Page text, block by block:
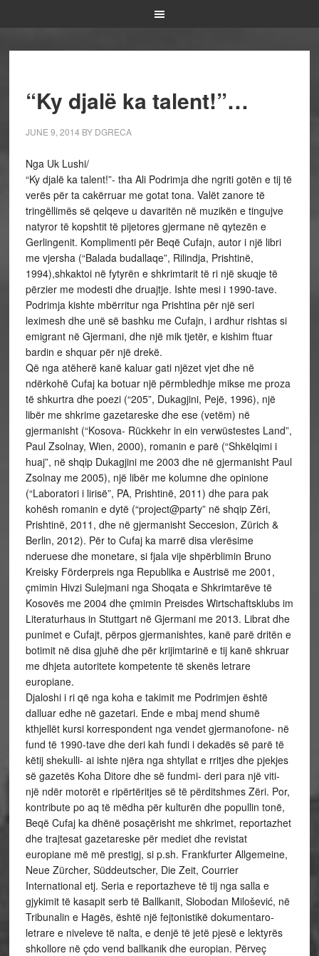
“Ky djalë ka talent!”…
JUNE 9, 2014 BY DGRECA
Nga Uk Lushi/
“Ky djalë ka talent!”- tha Ali Podrimja dhe ngriti gotën e tij të
verës për ta cakërruar me gotat tona. Valët zanore të
tringëllimës së qelqeve u davaritën në muzikën e tingujve
natyror të kopshtit të pijetores gjermane në qytezën e
Gerlingenit. Komplimenti për Beqë Cufajn, autor i një libri
me vjersha (“Balada budallaqe”, Rilindja, Prishtinë,
1994),shkaktoi në fytyrën e shkrimtarit të ri një skuqje të
përzier me modesti dhe druajtje. Ishte mesi i 1990-tave.
Podrimja kishte mbërritur nga Prishtina për një seri
leximesh dhe unë së bashku me Cufajn, i ardhur rishtas si
emigrant në Gjermani, dhe një mik tjetër, e kishim ftuar
bardin e shquar për një drekë.
Që nga atëherë kanë kaluar gati njëzet vjet dhe në
ndërkohë Cufaj ka botuar një përmbledhje mikse me proza
të shkurtra dhe poezi (“205”, Dukagjini, Pejë, 1996), një
libër me shkrime gazetareske dhe ese (vetëm) në
gjermanisht (“Kosova- Rückkehr in ein verwüstestes Land”,
Paul Zsolnay, Wien, 2000), romanin e parë (“Shkëlqimi i
huaj”, në shqip Dukagjini me 2003 dhe në gjermanisht Paul
Zsolnay me 2005), një libër me kolumne dhe opinione
(“Laboratori i lirisë”, PA, Prishtinë, 2011) dhe para pak
kohësh romanin e dytë (“project@party” në shqip Zëri,
Prishtinë, 2011, dhe në gjermanisht Seccesion, Zürich &
Berlin, 2012). Për to Cufaj ka marrë disa vlerësime
nderuese dhe monetare, si fjala vije shpërblimin Bruno
Kreisky Förderpreis nga Republika e Austrisë me 2001,
çmimin Hivzi Sulejmani nga Shoqata e Shkrimtarëve të
Kosovës me 2004 dhe çmimin Preisdes Wirtschaftsklubs im
Literaturhaus in Stuttgart në Gjermani me 2013. Librat dhe
punimet e Cufajt, përpos gjermanishtes, kanë parë dritën e
botimit në disa gjuhë dhe për krijimtarinë e tij kanë shkruar
me dhjeta autoritete kompetente të skenës letrare
europiane.
Djaloshi i ri që nga koha e takimit me Podrimjen është
dalluar edhe në gazetari. Ende e mbaj mend shumë
kthjellët kursi korrespondent nga vendet gjermanofone- në
fund të 1990-tave dhe deri kah fundi i dekadës së parë të
këtij shekulli- ai ishte njëra nga shtyllat e rritjes dhe pjekjes
së gazetës Koha Ditore dhe së fundmi- deri para një viti-
një ndër motorët e ripërtëritjes së të përditshmes Zëri. Por,
kontribute po aq të mëdha për kulturën dhe popullin tonë,
Beqë Cufaj ka dhënë posaçërisht me shkrimet, reportazhet
dhe trajtesat gazetareske për mediet dhe revistat
europiane më më prestigj, si p.sh. Frankfurter Allgemeine,
Neue Zürcher, Süddeutscher, Die Zeit, Courrier
International etj. Seria e reportazheve të tij nga salla e
gjykimit të kasapit serb të Ballkanit, Slobodan Milošević, në
Tribunalin e Hagës, është një fejtonistikë dokumentaro-
letrare e niveleve të nalta, e denjë të jetë pjesë e lektyrës
shkollore në çdo vend ballkanik dhe europian. Përveç